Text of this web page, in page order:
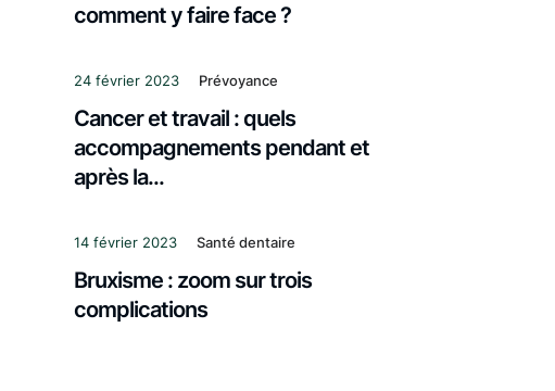
comment y faire face ?
24 février 2023 Prévoyance
Cancer et travail : quels
accompagnements pendant et
après la...
14 février 2023 Santé dentaire
Bruxisme : zoom sur trois
complications